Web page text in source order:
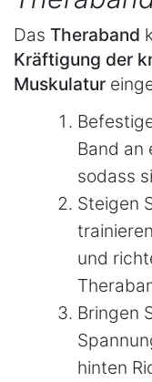
Das Theraband
Kräftigung der
Muskulatur
Band an
sodass
Steigen
und
Bringen
hinten